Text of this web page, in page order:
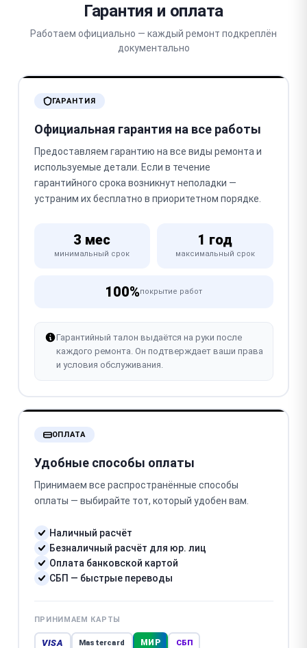
Гарантия и оплата
Работаем официально — каждый ремонт подкреплён
документально
ГАРАНТИЯ
Официальная гарантия на все работы
Предоставляем гарантию на все виды ремонта и
используемые детали. Если в течение
гарантийного срока возникнут неполадки —
устраним их бесплатно в приоритетном порядке.
3 мес
минимальный срок
1 год
максимальный срок
100%покрытие работ
Гарантийный талон выдаётся на руки после
каждого ремонта. Он подтверждает ваши права
и условия обслуживания.
ОПЛАТА
Удобные способы оплаты
Принимаем все распространённые способы
оплаты — выбирайте тот, который удобен вам.
Наличный расчёт
Безналичный расчёт для юр. лиц
Оплата банковской картой
СБП — быстрые переводы
ПРИНИМАЕМ КАРТЫ
VISA Mastercard МИР СБП